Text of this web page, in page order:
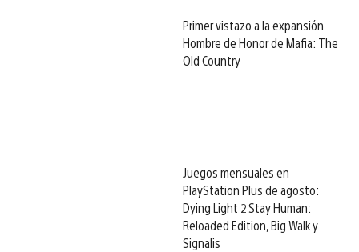
Primer vistazo a la expansión
Hombre de Honor de Mafia: The
Old Country
Juegos mensuales en
PlayStation Plus de agosto:
Dying Light 2 Stay Human:
Reloaded Edition, Big Walk y
Signalis